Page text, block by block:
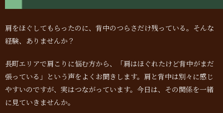
肩をほぐしてもらったのに、背中のつらさだけ残っている。そんな
経験、ありませんか？
長町エリアで肩こりに悩む方から、「肩はほぐれたけど背中がまだ
張っている」という声をよくお聞きします。肩と背中は別々に感じ
やすいのですが、実はつながっています。今日は、その関係を一緒
に見ていきませんか。